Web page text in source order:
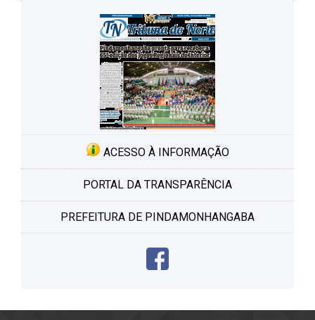
ACESSO À INFORMAÇÃO
PORTAL DA TRANSPARÊNCIA
PREFEITURA DE PINDAMONHANGABA